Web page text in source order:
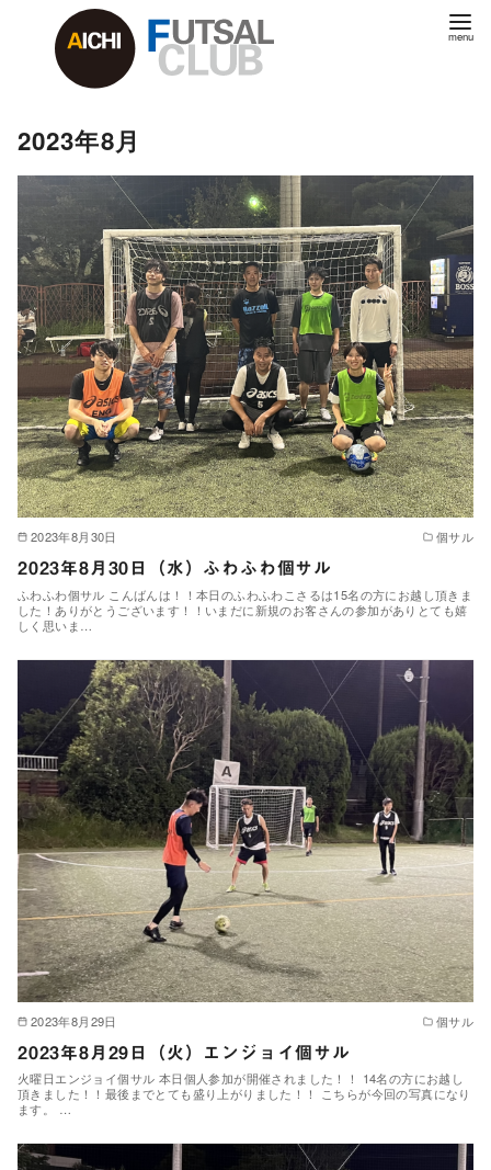
2023年8月
2023年8月30日
個サル
2023年8月30日（水）ふわふわ個サル
ふわふわ個サル こんばんは！！本日のふわふわこさるは15名の方にお越し頂きま
した！ありがとうございます！！いまだに新規のお客さんの参加がありとても嬉
しく思いま…
2023年8月29日
個サル
2023年8月29日（火）エンジョイ個サル
火曜日エンジョイ個サル 本日個人参加が開催されました！！ 14名の方にお越し
頂きました！！最後までとても盛り上がりました！！ こちらが今回の写真になり
ます。 …